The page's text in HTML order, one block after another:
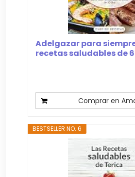
Adelgazar para
recetas saludables de
Comprar en
BESTSELLER NO. 6